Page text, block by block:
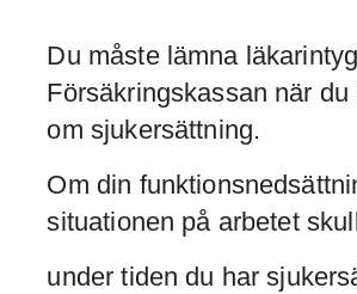
Du måste lämna läkarintyg
Försäkringskassan när du
om sjukersättning.
Om din
situationen på arbetet
under tiden du har